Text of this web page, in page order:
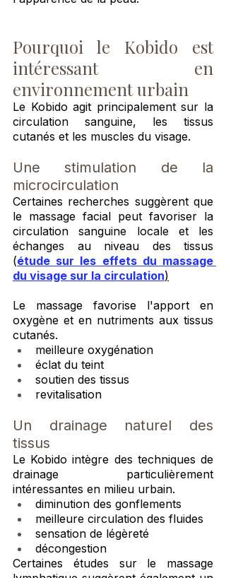
Pourquoi le Kobido est
intéressant en
environnement urbain
Le Kobido agit principalement sur la
circulation sanguine, les tissus
cutanés et les muscles du visage.
Une stimulation de la
microcirculation
Certaines recherches suggèrent que
le massage facial peut favoriser la
circulation sanguine locale et les
échanges au niveau des tissus
(étude sur les effets du massage
du visage sur la circulation)
Le massage favorise l'apport en
oxygène et en nutriments aux tissus
cutanés.
meilleure oxygénation
éclat du teint
soutien des tissus
revitalisation
Un drainage naturel des
tissus
Le Kobido intègre des techniques de
drainage particulièrement
intéressantes en milieu urbain.
diminution des gonflements
meilleure circulation des fluides
sensation de légèreté
décongestion
Certaines études sur le massage